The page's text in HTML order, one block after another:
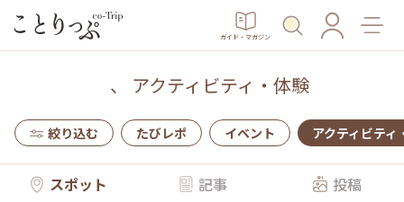
ガイド・マガジン
、 アクティビティ・体験
絞り込む たびレポ イベント アクティビティ
スポット 記事 投稿